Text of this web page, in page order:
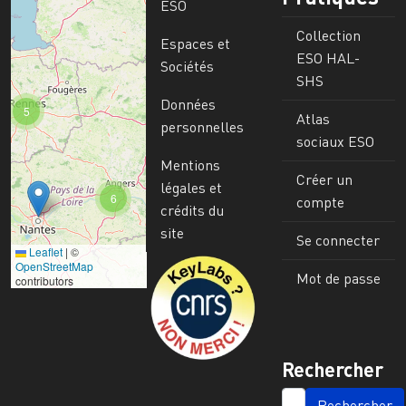
6
5
Leaflet | ©
OpenStreetMap
contributors
ESO
Espaces et
Sociétés
Données
personnelles
Mentions
légales et
crédits du
site
Image
Collection
ESO HAL-
SHS
Atlas
sociaux ESO
Créer un
compte
Se connecter
Mot de passe
Rechercher
SEARCH